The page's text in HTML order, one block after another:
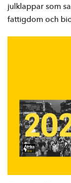
julklappar som
fattigdom och